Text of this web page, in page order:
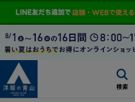
検索